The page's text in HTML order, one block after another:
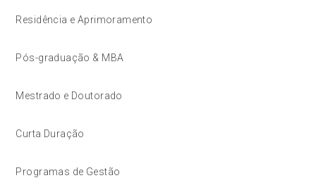
Residência e Aprimoramento
Pós-graduação & MBA
Mestrado e Doutorado
Curta Duração
Programas de Gestão